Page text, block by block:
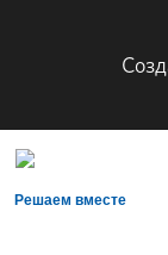
Решаем вместе